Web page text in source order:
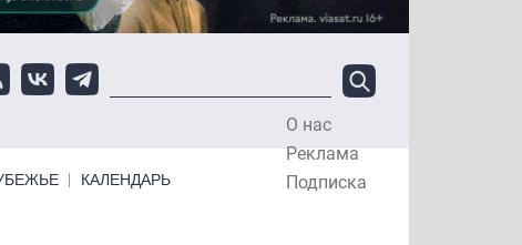
О нас
Реклама
Подписка
КАЛЕНДАРЬ